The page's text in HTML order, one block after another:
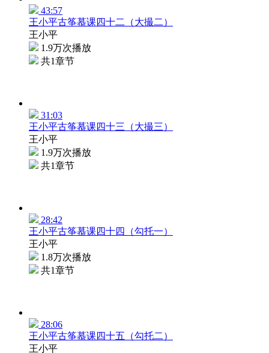
43:57
王小平古筝慕课四十二（大撮二）
王小平
1.9万次播放
共1章节
31:03
王小平古筝慕课四十三（大撮三）
王小平
1.9万次播放
共1章节
28:42
王小平古筝慕课四十四（勾托一）
王小平
1.8万次播放
共1章节
28:06
王小平古筝慕课四十五（勾托二）
王小平